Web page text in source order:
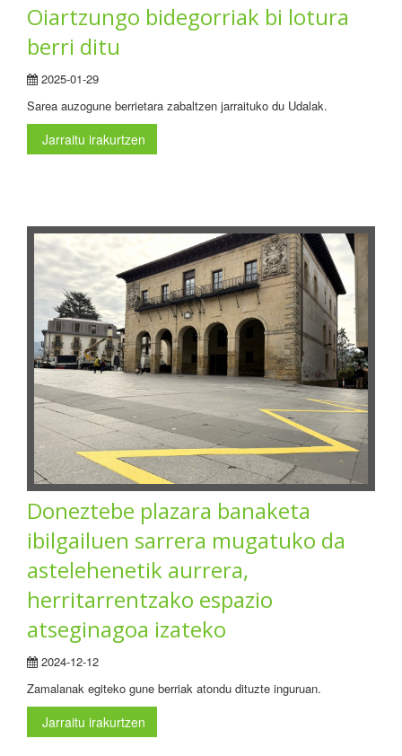
Oiartzungo bidegorriak bi lotura
berri ditu
2025-01-29
Sarea auzogune berrietara zabaltzen jarraituko du Udalak.
Jarraitu irakurtzen
Doneztebe plazara banaketa
ibilgailuen sarrera mugatuko da
astelehenetik aurrera,
herritarrentzako espazio
atseginagoa izateko
2024-12-12
Zamalanak egiteko gune berriak atondu dituzte inguruan.
Jarraitu irakurtzen